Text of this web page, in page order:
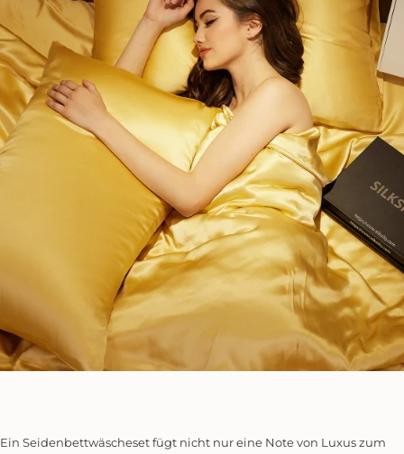
Ein Seidenbettwäscheset fügt nicht nur eine Note von Luxus zum